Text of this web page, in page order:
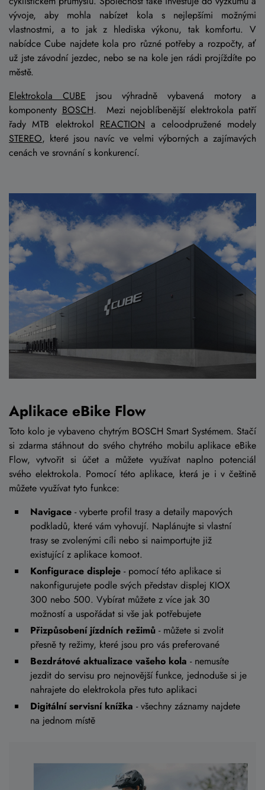
vývoje, aby mohla nabízet kola s nejlepšími možnými
vlastnostmi, a to jak z hlediska výkonu, tak komfortu. V
nabídce Cube najdete kola pro různé potřeby a rozpočty, ať
už jste závodní jezdec, nebo se na kole jen rádi projíždíte po
městě.
Elektrokola CUBE jsou výhradně vybavená motory a
komponenty BOSCH. Mezi nejoblíbenější elektrokola patří
řady MTB elektrokol REACTION a celoodpružené modely
STEREO, které jsou navíc ve velmi výborných a zajímavých
cenách ve srovnání s konkurencí.
Aplikace eBike Flow
Toto kolo je vybaveno chytrým BOSCH Smart Systémem. Stačí
si zdarma stáhnout do svého chytrého mobilu aplikace eBike
Flow, vytvořit si účet a můžete využívat naplno potenciál
svého elektrokola. Pomocí této aplikace, která je i v češtině
můžete využívat tyto funkce:
Navigace - vyberte profil trasy a detaily mapových
podkladů, které vám vyhovují. Naplánujte si vlastní
trasy se zvolenými cíli nebo si naimportujte již
existující z aplikace komoot.
Konfigurace displeje - pomocí této aplikace si
nakonfigurujete podle svých představ displej KIOX
300 nebo 500. Vybírat můžete z více jak 30
možností a uspořádat si vše jak potřebujete
Přizpůsobení jízdních režimů - můžete si zvolit
přesně ty režimy, které jsou pro vás preferované
Bezdrátové aktualizace vašeho kola - nemusíte
jezdit do servisu pro nejnovější funkce, jednoduše si je
nahrajete do elektrokola přes tuto aplikaci
Digitální servisní knížka - všechny záznamy najdete
na jednom místě